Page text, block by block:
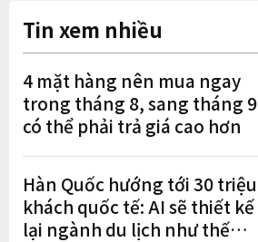
Tin xem nhiều
4 mặt hàng nên mua ngay
trong tháng 8, sang tháng 9
có thể phải trả giá cao hơn
Hàn Quốc hướng tới 30 triệu
khách quốc tế: AI sẽ thiết kế
lại ngành du lịch như thế